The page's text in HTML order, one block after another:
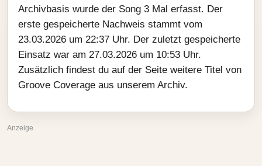
Archivbasis wurde der Song 3 Mal erfasst. Der
erste gespeicherte Nachweis stammt vom
23.03.2026 um 22:37 Uhr. Der zuletzt gespeicherte
Einsatz war am 27.03.2026 um 10:53 Uhr.
Zusätzlich findest du auf der Seite weitere Titel von
Groove Coverage aus unserem Archiv.
Anzeige